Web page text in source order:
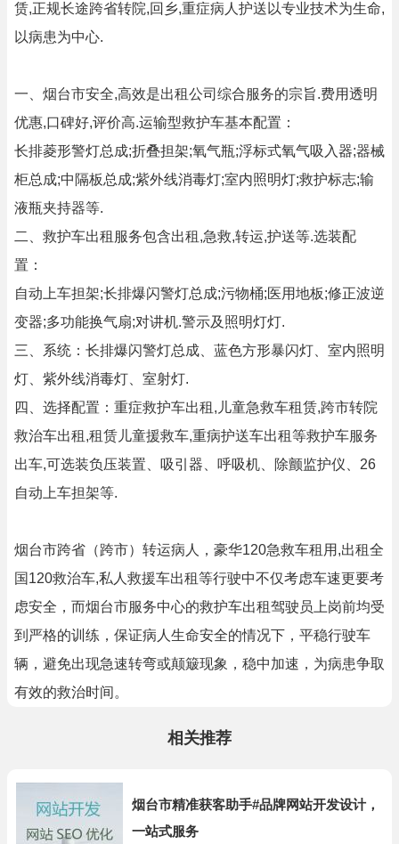
赁,正规长途跨省转院,回乡,重症病人护送以专业技术为生命,
以病患为中心.
一、烟台市安全,高效是出租公司综合服务的宗旨.费用透明
优惠,口碑好,评价高.运输型救护车基本配置：
长排菱形警灯总成;折叠担架;氧气瓶;浮标式氧气吸入器;器械
柜总成;中隔板总成;紫外线消毒灯;室内照明灯;救护标志;输
液瓶夹持器等.
二、救护车出租服务包含出租,急救,转运,护送等.选装配
置：
自动上车担架;长排爆闪警灯总成;污物桶;医用地板;修正波逆
变器;多功能换气扇;对讲机.警示及照明灯灯.
三、系统：长排爆闪警灯总成、蓝色方形暴闪灯、室内照明
灯、紫外线消毒灯、室射灯.
四、选择配置：重症救护车出租,儿童急救车租赁,跨市转院
救治车出租,租赁儿童援救车,重病护送车出租等救护车服务
出车,可选装负压装置、吸引器、呼吸机、除颤监护仪、26
自动上车担架等.
烟台市跨省（跨市）转运病人，豪华120急救车租用,出租全
国120救治车,私人救援车出租等行驶中不仅考虑车速更要考
虑安全，而烟台市服务中心的救护车出租驾驶员上岗前均受
到严格的训练，保证病人生命安全的情况下，平稳行驶车
辆，避免出现急速转弯或颠簸现象，稳中加速，为病患争取
有效的救治时间。
相关推荐
烟台市精准获客助手#品牌网站开发设计，
一站式服务